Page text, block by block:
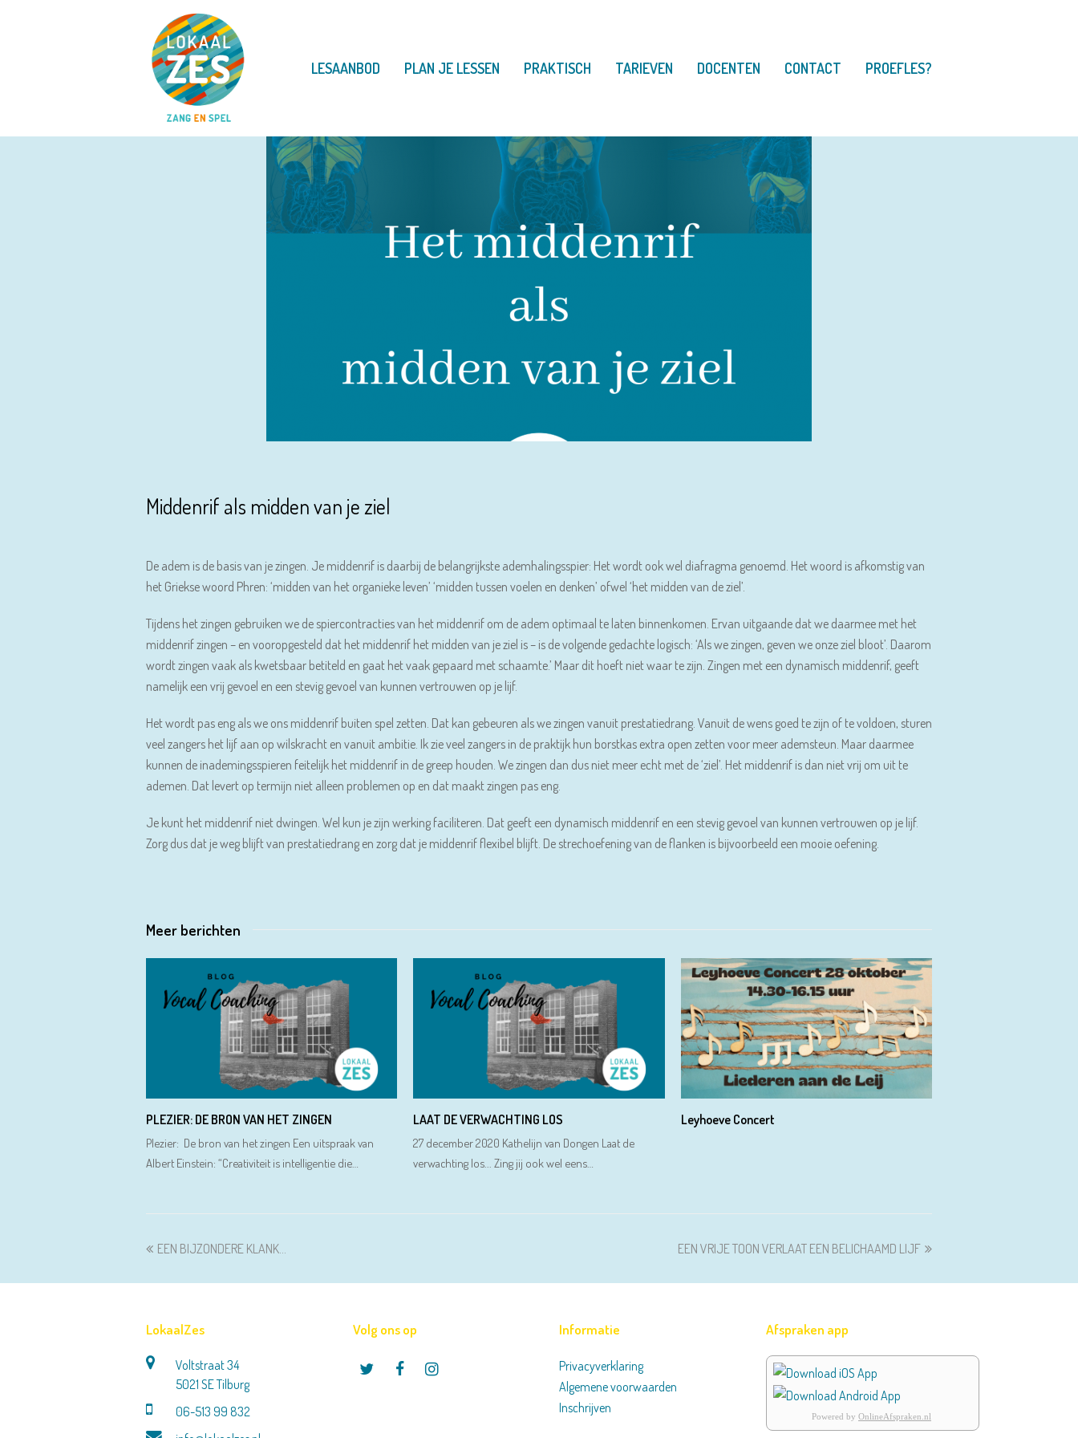
LESAANBOD PLAN JE LESSEN PRAKTISCH TARIEVEN DOCENTEN CONTACT PROEFLES?
Middenrif als midden van je ziel
De adem is de basis van je zingen. Je middenrif is daarbij de belangrijkste ademhalingsspier: Het wordt ook wel diafragma genoemd. Het woord is afkomstig van
het Griekse woord Phren: ‘midden van het organieke leven’ ‘midden tussen voelen en denken’ ofwel ‘het midden van de ziel’.
Tijdens het zingen gebruiken we de spiercontracties van het middenrif om de adem optimaal te laten binnenkomen. Ervan uitgaande dat we daarmee met het
middenrif zingen – en vooropgesteld dat het middenrif het midden van je ziel is – is de volgende gedachte logisch: ‘Als we zingen, geven we onze ziel bloot’. Daarom
wordt zingen vaak als kwetsbaar betiteld en gaat het vaak gepaard met schaamte.’ Maar dit hoeft niet waar te zijn. Zingen met een dynamisch middenrif, geeft
namelijk een vrij gevoel en een stevig gevoel van kunnen vertrouwen op je lijf.
Het wordt pas eng als we ons middenrif buiten spel zetten. Dat kan gebeuren als we zingen vanuit prestatiedrang. Vanuit de wens goed te zijn of te voldoen, sturen
veel zangers het lijf aan op wilskracht en vanuit ambitie. Ik zie veel zangers in de praktijk hun borstkas extra open zetten voor meer ademsteun. Maar daarmee
kunnen de inademingsspieren feitelijk het middenrif in de greep houden. We zingen dan dus niet meer echt met de ‘ziel’. Het middenrif is dan niet vrij om uit te
ademen. Dat levert op termijn niet alleen problemen op en dat maakt zingen pas eng.
Je kunt het middenrif niet dwingen. Wel kun je zijn werking faciliteren. Dat geeft een dynamisch middenrif en een stevig gevoel van kunnen vertrouwen op je lijf.
Zorg dus dat je weg blijft van prestatiedrang en zorg dat je middenrif flexibel blijft. De strechoefening van de flanken is bijvoorbeeld een mooie oefening.
Meer berichten
PLEZIER: DE BRON VAN HET ZINGEN
Plezier: De bron van het zingen Een uitspraak van
Albert Einstein: “Creativiteit is intelligentie die…
LAAT DE VERWACHTING LOS
27 december 2020 Kathelijn van Dongen Laat de
verwachting los... Zing jij ook wel eens…
Leyhoeve Concert
previous
EEN BIJZONDERE KLANK…
next
EEN VRIJE TOON VERLAAT EEN BELICHAAMD LIJF
LokaalZes
Voltstraat 34
5021 SE Tilburg
06-513 99 832
Volg ons op
TwitterFacebookInstagram
Informatie
Privacyverklaring
Algemene voorwaarden
Inschrijven
Afspraken app
Powered by OnlineAfspraken.nl